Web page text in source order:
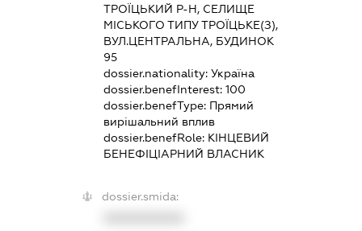
ТРОЇЦЬКИЙ Р-Н, СЕЛИЩЕ
МІСЬКОГО ТИПУ ТРОЇЦЬКЕ(З),
ВУЛ.ЦЕНТРАЛЬНА, БУДИНОК
95
dossier.nationality: Україна
dossier.benefInterest: 100
dossier.benefType: Прямий
вирішальний вплив
dossier.benefRole: КІНЦЕВИЙ
БЕНЕФІЦІАРНИЙ ВЛАСНИК
dossier.smida: